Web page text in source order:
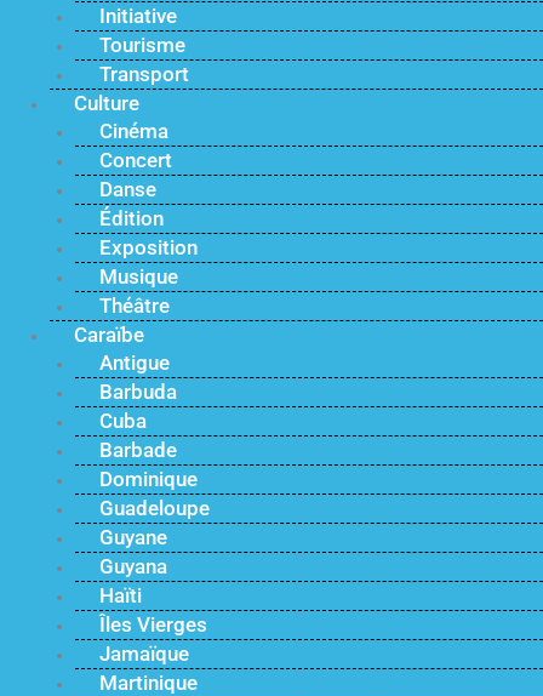
Initiative
Tourisme
Transport
Culture
Cinéma
Concert
Danse
Édition
Exposition
Musique
Théâtre
Caraïbe
Antigue
Barbuda
Cuba
Barbade
Dominique
Guadeloupe
Guyane
Guyana
Haïti
Îles Vierges
Jamaïque
Martinique